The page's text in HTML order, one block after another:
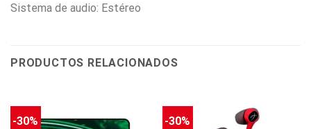
Sistema de audio: Estéreo
PRODUCTOS RELACIONADOS
-30% -30%